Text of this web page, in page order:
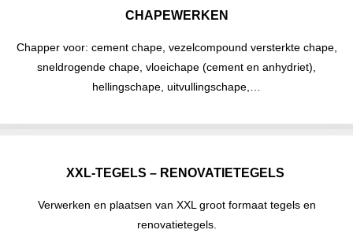
CHAPEWERKEN
Chapper voor: cement chape, vezelcompound versterkte chape,
sneldrogende chape, vloeichape (cement en anhydriet),
hellingschape, uitvullingschape,…
XXL-TEGELS – RENOVATIETEGELS
Verwerken en plaatsen van XXL groot formaat tegels en
renovatietegels.